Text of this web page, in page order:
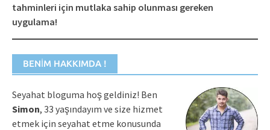
tahminleri için mutlaka sahip olunması gereken
uygulama!
BENIM HAKKIMDA !
Seyahat bloguma hoş geldiniz! Ben
Simon, 33 yaşındayım ve size hizmet
etmek için seyahat etme konusunda